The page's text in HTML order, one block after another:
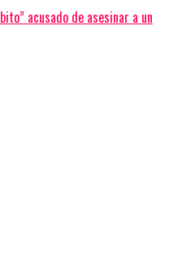
acusado de asesinar a un